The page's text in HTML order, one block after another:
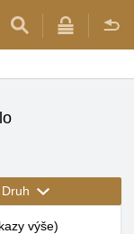
Druh
výše)